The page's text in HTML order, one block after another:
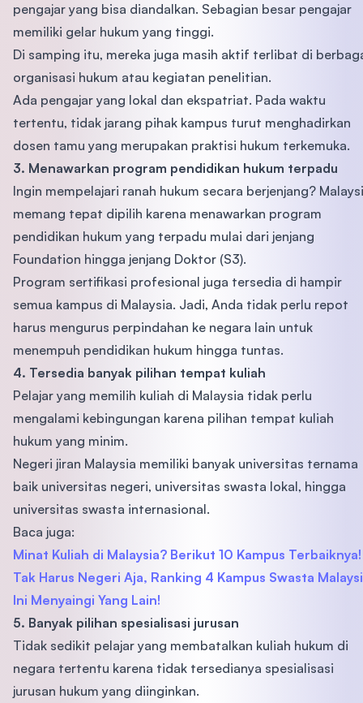
pengajar yang bisa diandalkan. Sebagian besar pengajar
memiliki gelar hukum yang tinggi.
Di samping itu, mereka juga masih aktif terlibat di
organisasi hukum atau kegiatan penelitian.
Ada pengajar yang lokal dan ekspatriat. Pada waktu
tertentu, tidak jarang pihak kampus turut menghadirkan
dosen tamu yang merupakan praktisi hukum terkemuka.
3. Menawarkan program pendidikan hukum terpadu
Ingin mempelajari ranah hukum secara berjenjang?
memang tepat dipilih karena menawarkan program
pendidikan hukum yang terpadu mulai dari jenjang
Foundation hingga jenjang Doktor (S3).
Program sertifikasi profesional juga tersedia di hampir
semua kampus di Malaysia. Jadi, Anda tidak perlu repot
harus mengurus perpindahan ke negara lain untuk
menempuh pendidikan hukum hingga tuntas.
4. Tersedia banyak pilihan tempat kuliah
Pelajar yang memilih kuliah di Malaysia tidak perlu
mengalami kebingungan karena pilihan tempat kuliah
hukum yang minim.
Negeri jiran Malaysia memiliki banyak universitas ternama
baik universitas negeri, universitas swasta lokal, hingga
universitas swasta internasional.
Baca juga:
Minat Kuliah di Malaysia? Berikut 10 Kampus Terbaiknya!
Tak Harus Negeri Aja, Ranking 4 Kampus Swasta
Ini Menyaingi Yang Lain!
5. Banyak pilihan spesialisasi jurusan
Tidak sedikit pelajar yang membatalkan kuliah hukum di
negara tertentu karena tidak tersedianya spesialisasi
jurusan hukum yang diinginkan.